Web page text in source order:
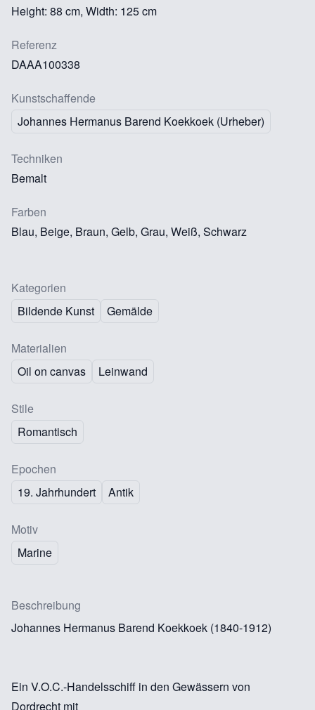
Height: 88 cm, Width: 125 cm
Referenz
DAAA100338
Kunstschaffende
Johannes Hermanus Barend Koekkoek (Urheber)
Techniken
Bemalt
Farben
Blau, Beige, Braun, Gelb, Grau, Weiß, Schwarz
Kategorien
Bildende Kunst
Gemälde
Materialien
Oil on canvas
Leinwand
Stile
Romantisch
Epochen
19. Jahrhundert
Antik
Motiv
Marine
Beschreibung
Johannes Hermanus Barend Koekkoek (1840-1912)
Ein V.O.C.-Handelsschiff in den Gewässern von
Dordrecht mit